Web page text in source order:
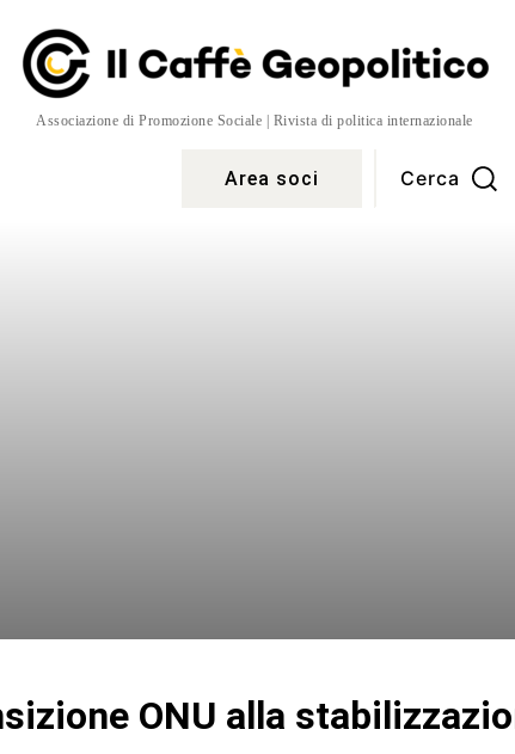
Associazione di Promozione Sociale | Rivista di politica internazionale
Area soci Cerca
ONU alla